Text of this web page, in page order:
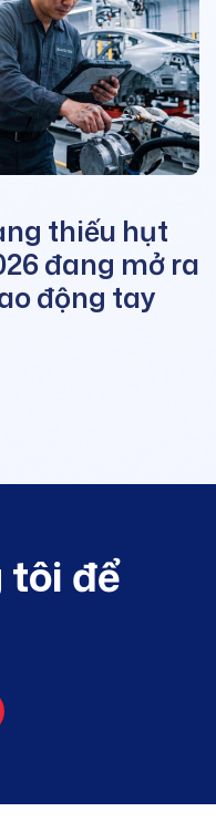
thiếu hụt
đang mở ra
động tay
tôi để